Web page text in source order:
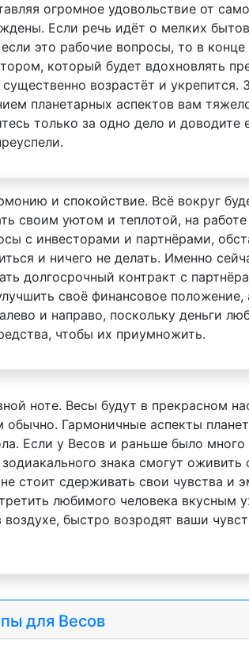
огромное удовольствие от
Если речь идёт о мелких
это рабочие вопросы, то в
который будет вдохновлять
возрастёт и укрепится.
планетарных аспектов вам
только за одно дело и
и спокойствие. Всё вокруг
своим уютом и теплотой, на
с инвесторами и партнёрами,
и ничего не делать. Именно
долгосрочный контракт с
своё финансовое
и направо, поскольку деньги
чтобы их приумножить.
ноте. Весы будут в прекрасном
Гармоничные аспекты
Если у Весов и раньше было
знака смогут
стоит сдерживать свои чувства и
любимого человека
быстро возродят ваши
для Весов